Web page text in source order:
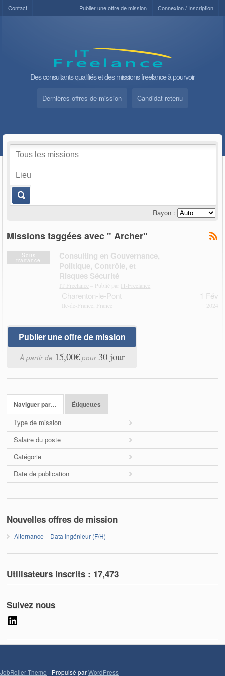
Contact Connexion / Inscription
Publier une offre de mission
Des consultants qualifiés et des missions freelance à pourvoir
Dernières offres de mission Candidat retenu
Rayon :
Missions taggées avec " Archer"
Sous
traitance
Consulting en Gouvernance,
Politique, Contrôle, et
Risques Sécurité
IT Freelance – Publié par IT-Freelance
Charenton-le-Pont
Île-de-France, France
1 Fév
2024
Publier une offre de mission
À partir de 15,00€pour 30 jour
Naviguer par… Étiquettes
Type de mission
Salaire du poste
Catégorie
Date de publication
Nouvelles offres de mission
Alternance – Data Ingénieur (F/H)
Utilisateurs inscrits : 17,473
Suivez nous
JobRoller Theme - Propulsé parWordPress